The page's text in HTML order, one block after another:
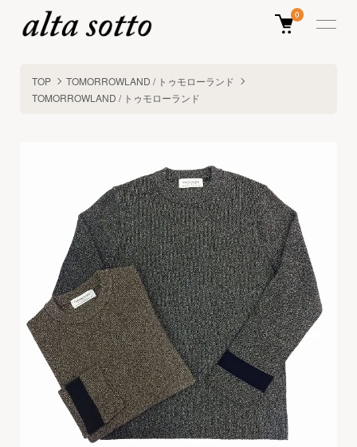
0
TOP
TOMORROWLAND / トゥモローランド
TOMORROWLAND / トゥモローランド